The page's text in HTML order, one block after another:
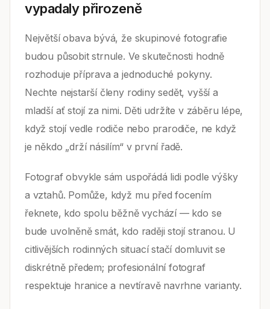
vypadaly přirozeně
Největší obava bývá, že skupinové fotografie
budou působit strnule. Ve skutečnosti hodně
rozhoduje příprava a jednoduché pokyny.
Nechte nejstarší členy rodiny sedět, vyšší a
mladší ať stojí za nimi. Děti udržíte v záběru lépe,
když stojí vedle rodiče nebo prarodiče, ne když
je někdo „drží násilím“ v první řadě.
Fotograf obvykle sám uspořádá lidi podle výšky
a vztahů. Pomůže, když mu před focením
řeknete, kdo spolu běžně vychází — kdo se
bude uvolněně smát, kdo raději stojí stranou. U
citlivějších rodinných situací stačí domluvit se
diskrétně předem; profesionální fotograf
respektuje hranice a nevtíravě navrhne varianty.